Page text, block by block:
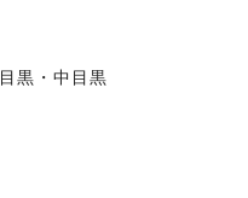
目黒・中目黒